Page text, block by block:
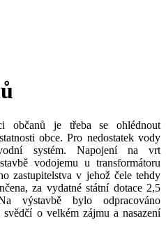
občanů je třeba se ohlédnout
obce. Pro nedostatek vody
systém. Napojení na vrt
vodojemu u transformátoru
zastupitelstva v jehož čele tehdy
za vydatné státní dotace 2,5
bylo odpracováno
o velkém zájmu a nasazení